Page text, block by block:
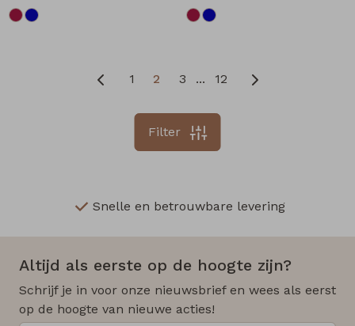
1 2 3 12
Filter
Snelle en betrouwbare levering
Altijd als eerste op de hoogte zijn?
Schrijf je in voor onze nieuwsbrief en wees als eerst
op de hoogte van nieuwe acties!